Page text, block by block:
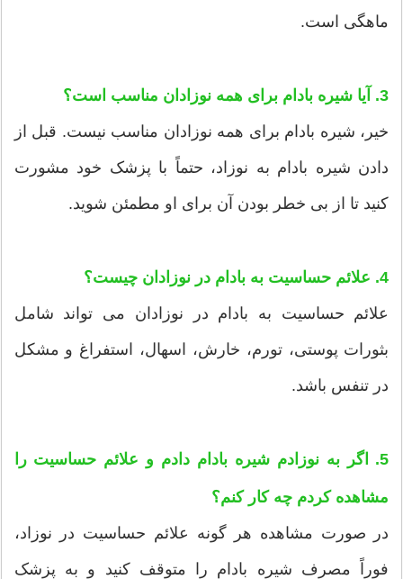
ماهگی است.
3. آیا شیره بادام برای همه نوزادان مناسب است؟
خیر، شیره بادام برای همه نوزادان مناسب نیست. قبل از
دادن شیره بادام به نوزاد، حتماً با پزشک خود مشورت
کنید تا از بی خطر بودن آن برای او مطمئن شوید.
4. علائم حساسیت به بادام در نوزادان چیست؟
علائم حساسیت به بادام در نوزادان می تواند شامل
بثورات پوستی، تورم، خارش، اسهال، استفراغ و مشکل
در تنفس باشد.
5. اگر به نوزادم شیره بادام دادم و علائم حساسیت را
مشاهده کردم چه کار کنم؟
در صورت مشاهده هر گونه علائم حساسیت در نوزاد،
فوراً مصرف شیره بادام را متوقف کنید و به پزشک